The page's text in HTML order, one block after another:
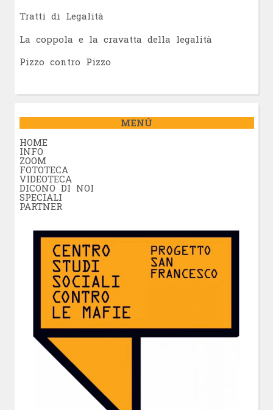
Tratti di Legalità
La coppola e la cravatta della legalità
Pizzo contro Pizzo
MENÚ
HOME
INFO
ZOOM
FOTOTECA
VIDEOTECA
DICONO DI NOI
SPECIALI
PARTNER